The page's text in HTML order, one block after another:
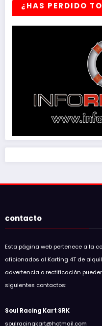
¿HAS PERDIDO
contacto
Esta página web pertenece a la
aficionados al Karting 4T de
advertencia o rectificación
siguientes contactos:
Soul Racing Kart SRK
soulracingkart@hotmail.com